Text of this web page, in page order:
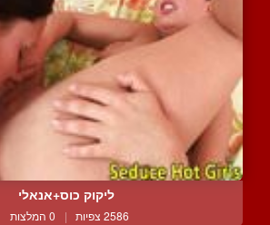
ליקוק כוס+אנאלי
2586 צפיות | 0 המלצות